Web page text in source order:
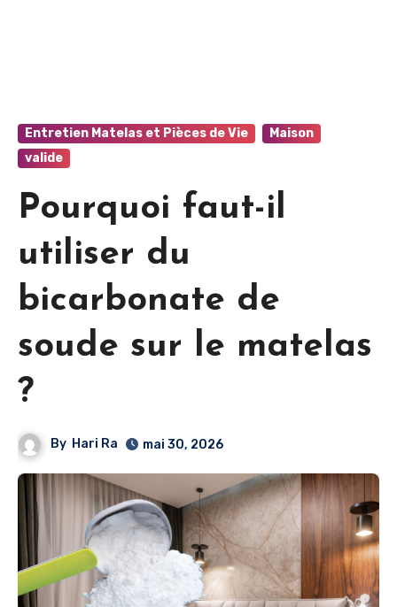
Entretien Matelas et Pièces de Vie
Maison
valide
Pourquoi faut-il
utiliser du
bicarbonate de
soude sur le matelas
?
By Hari Ra mai 30, 2026